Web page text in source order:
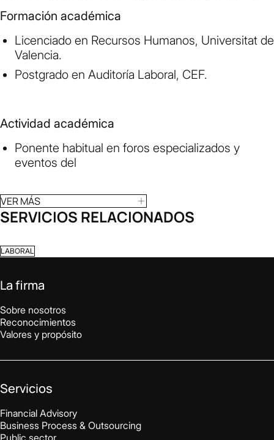
Formación académica
Licenciado en Recursos Humanos, Universitat de
Valencia.
Postgrado en Auditoría Laboral, CEF.
Actividad académica
Ponente habitual en foros especializados y
eventos del
VER MÁS
SERVICIOS RELACIONADOS
LABORAL
La firma
Sobre nosotros
Reconocimientos
Valores y propósito
Servicios
Financial Advisory
Business Process & Outsourcing